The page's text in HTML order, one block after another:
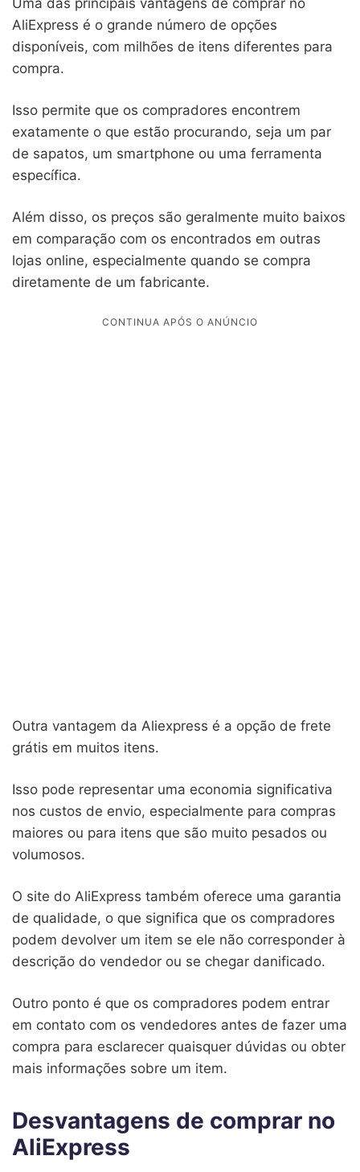
AliExpress é o grande número de opções
disponíveis, com milhões de itens diferentes para
compra.
Isso permite que os compradores encontrem
exatamente o que estão procurando, seja um par
de sapatos, um smartphone ou uma ferramenta
específica.
Além disso, os preços são geralmente muito baixos
em comparação com os encontrados em outras
lojas online, especialmente quando se compra
diretamente de um fabricante.
Outra vantagem da Aliexpress é a opção de frete
grátis em muitos itens.
Isso pode representar uma economia significativa
nos custos de envio, especialmente para compras
maiores ou para itens que são muito pesados ou
volumosos.
O site do AliExpress também oferece uma garantia
de qualidade, o que significa que os compradores
podem devolver um item se ele não corresponder à
descrição do vendedor ou se chegar danificado.
Outro ponto é que os compradores podem entrar
em contato com os vendedores antes de fazer uma
compra para esclarecer quaisquer dúvidas ou obter
mais informações sobre um item.
Desvantagens de comprar no
AliExpress